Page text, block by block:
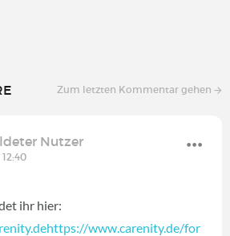
Zum letzten Kommentar gehen
Nutzer
ihr hier:
www.carenity.de/for